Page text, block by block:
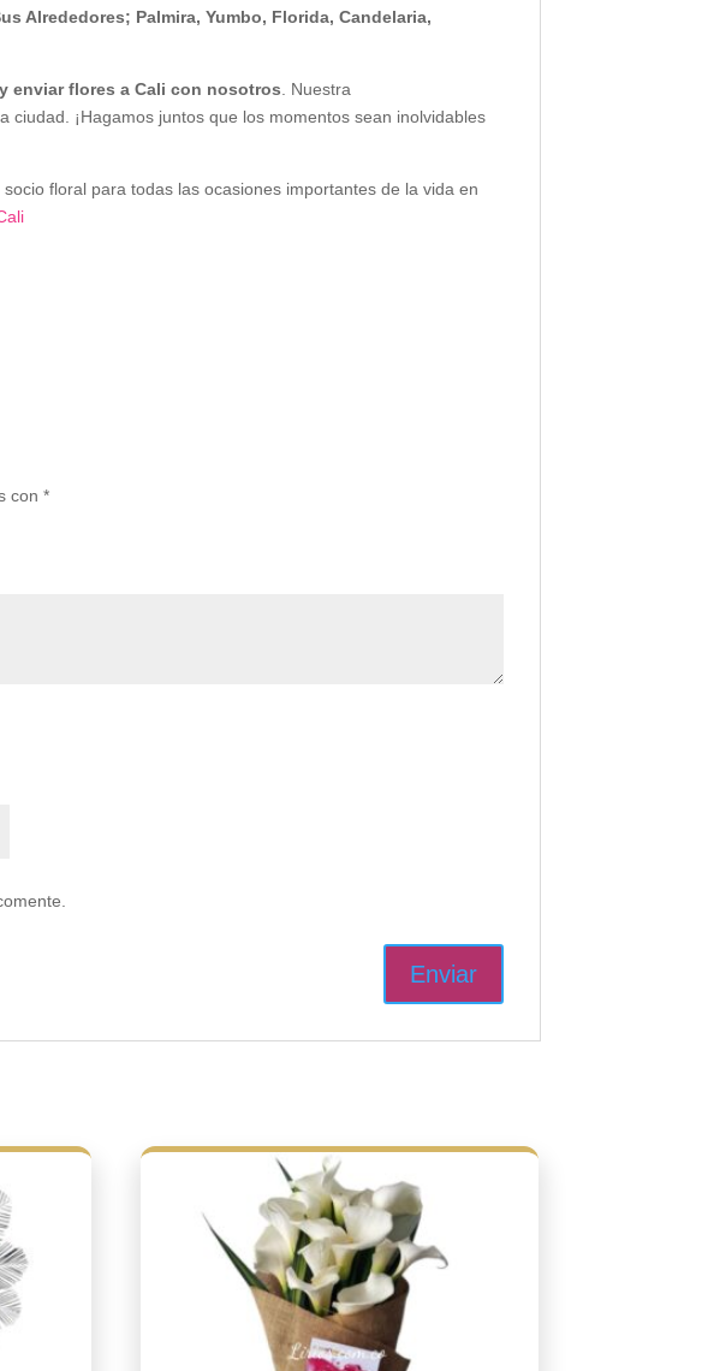
Alrededores; Palmira, Yumbo, Florida, Candelaria,
enviar flores a Cali con nosotros . Nuestra
¡Hagamos juntos que los momentos sean inolvidables
socio floral para todas las ocasiones importantes de la vida en
con*